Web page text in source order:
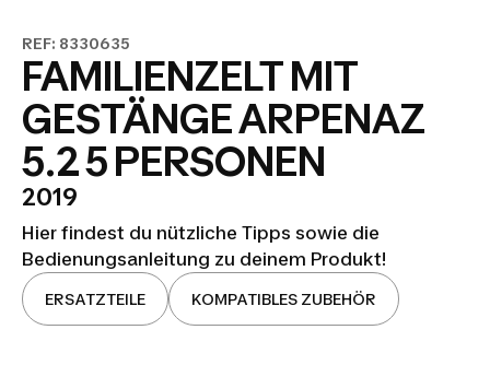
REF: 8330635
FAMILIENZELT MIT
GESTÄNGE ARPENAZ
5.2 5 PERSONEN
2019
Hier findest du nützliche Tipps sowie die
Bedienungsanleitung zu deinem Produkt!
ERSATZTEILE KOMPATIBLES ZUBEHÖR